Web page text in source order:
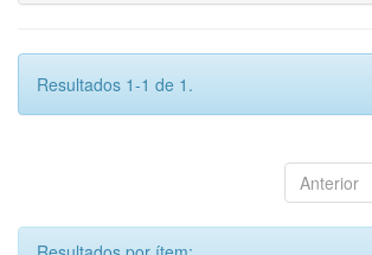
Resultados 1-1 de 1.
Anterior